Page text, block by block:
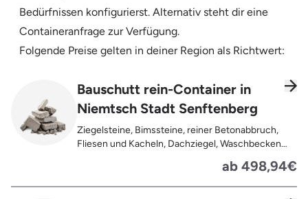
Bedürfnissen konfigurierst. Alternativ steht dir eine
Containeranfrage zur Verfügung.
Folgende Preise gelten in deiner Region als Richtwert:
Bauschutt rein-Container in
Niemtsch Stadt Senftenberg
Ziegelsteine, Bimssteine, reiner Betonabbruch,
Fliesen und Kacheln, Dachziegel, Waschbecken
Pflastersteine, Kalksand-Mauerwerk, Zement und
Putzreste
ab 498,94€